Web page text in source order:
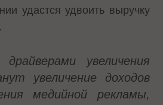
удастся удвоить выручку
увеличения
увеличение доходов
медийной рекламы,